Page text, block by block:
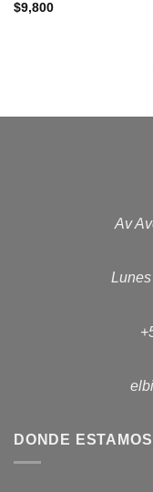
$9,800
Av
DONDE ESTAMOS